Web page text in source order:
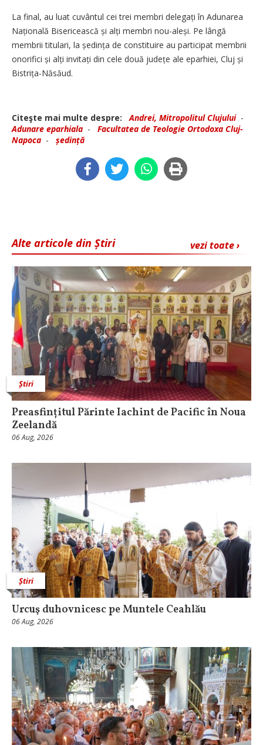
La final, au luat cuvântul cei trei membri delegați în Adunarea
Națio­nală Bisericească și alți membri nou-aleși. Pe lângă
membrii titulari, la ședința de constituire au participat membrii
onorifici și alți invitați din cele două județe ale eparhiei, Cluj și
Bistrița-Năsăud.
Citeşte mai multe despre: Andrei, Mitropolitul Clujului-
Adunare eparhiala - Facultatea de Teologie Ortodoxa Cluj-
Napoca - ședință
vezi toate ›
Alte articole din Știri
Știri
Preasfințitul Părinte Iachint de Pacific în Noua
Zeelandă
06 Aug, 2026
Știri
Urcuş duhovnicesc pe Muntele Ceahlău
06 Aug, 2026